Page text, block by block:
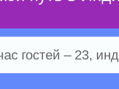
гостей – 23,